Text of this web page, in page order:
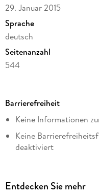
29. Januar 2015
Sprache
deutsch
Seitenanzahl
544
Reihe
Dirk Pitt, 21
Autor/Autorin
Dirk Cussler, Clive Cussler
Michael Kubiak
Barrierefreiheit
Keine Informationen
Keine
deaktiviert
Entdecken Sie mehr